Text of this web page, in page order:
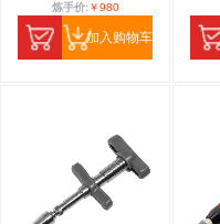
炼手价:￥980
加入购物车